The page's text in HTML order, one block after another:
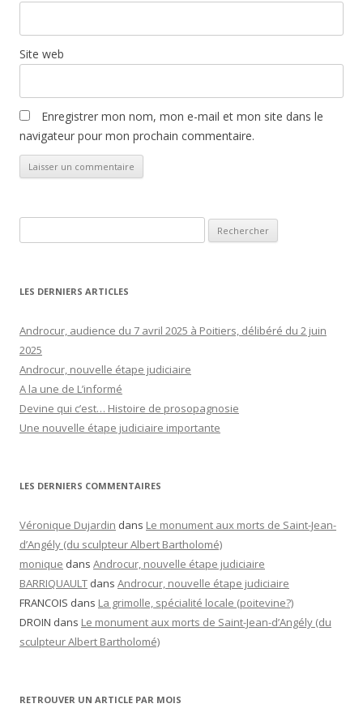
Site web
Enregistrer mon nom, mon e-mail et mon site dans le
navigateur pour mon prochain commentaire.
LES DERNIERS ARTICLES
Androcur, audience du 7 avril 2025 à Poitiers, délibéré du 2 juin
2025
Androcur, nouvelle étape judiciaire
A la une de L’informé
Devine qui c’est… Histoire de prosopagnosie
Une nouvelle étape judiciaire importante
LES DERNIERS COMMENTAIRES
Véronique Dujardin dans Le monument aux morts de Saint-Jean-
d’Angély (du sculpteur Albert Bartholomé)
monique dans Androcur, nouvelle étape judiciaire
BARRIQUAULT dans Androcur, nouvelle étape judiciaire
FRANCOIS dans La grimolle, spécialité locale (poitevine?)
DROIN dans Le monument aux morts de Saint-Jean-d’Angély (du
sculpteur Albert Bartholomé)
RETROUVER UN ARTICLE PAR MOIS